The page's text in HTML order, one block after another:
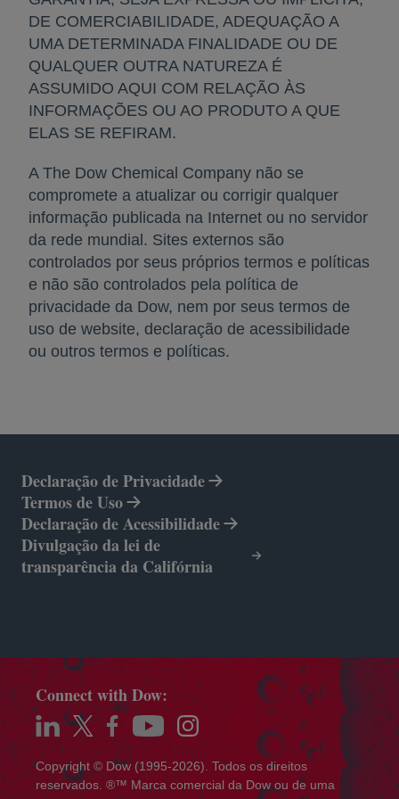
DE COMERCIABILIDADE, ADEQUAÇÃO A
UMA DETERMINADA FINALIDADE OU DE
QUALQUER OUTRA NATUREZA É
ASSUMIDO AQUI COM RELAÇÃO ÀS
INFORMAÇÕES OU AO PRODUTO A QUE
ELAS SE REFIRAM.
A The Dow Chemical Company não se
compromete a atualizar ou corrigir qualquer
informação publicada na Internet ou no servidor
da rede mundial. Sites externos são
controlados por seus próprios termos e políticas
e não são controlados pela política de
privacidade da Dow, nem por seus termos de
uso de website, declaração de acessibilidade
ou outros termos e políticas.
Declaração de Privacidade
Termos de Uso
Declaração de Acessibilidade
Divulgação da lei de
transparência da Califórnia
Copyright © Dow (1995-2026). Todos os direitos
reservados. ®™ Marca comercial da Dow ou de uma
Connect with Dow:
abre em uma nova guia
abre em uma nova guia
abre em uma nova guia
abre em uma nova guia
abre em uma nova guia